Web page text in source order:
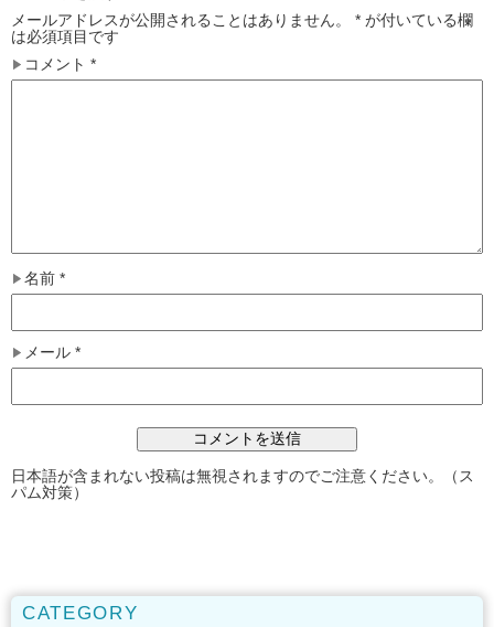
メールアドレスが公開されることはありません。
* が付いている欄
は必須項目です
コメント *
名前 *
メール *
日本語が含まれない投稿は無視されますのでご注意ください。（ス
パム対策）
CATEGORY